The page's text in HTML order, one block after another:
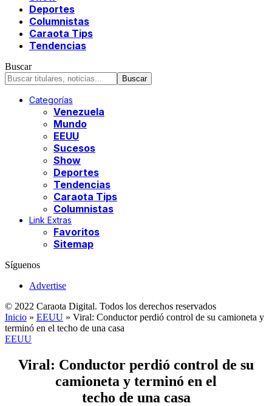
Deportes
Columnistas
Caraota Tips
Tendencias
Buscar
Categorías
Venezuela
Mundo
EEUU
Sucesos
Show
Deportes
Tendencias
Caraota Tips
Columnistas
Link Extras
Favoritos
Sitemap
Síguenos
Advertise
© 2022 Caraota Digital. Todos los derechos reservados
Inicio » EEUU » Viral: Conductor perdió control de su camioneta y
terminó en el techo de una casa
EEUU
Viral: Conductor perdió control de su
camioneta y terminó en el
techo de una casa